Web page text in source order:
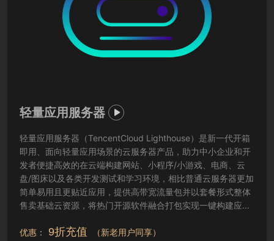
轻量应用服务器 
轻量应用服务器（TencentCloud Lighthouse）是新一代开箱
即用、面向轻量应用场景的云服务器产品，助力中小企业和开
发者便捷高效的在云端构建网站、小程序/小游戏、电商、云
盘/图床以及各类开发测试和学习环境，相比普通云服务器更加
简单易用且更贴近应用，提供高带宽流量包并以套餐形式整体
售卖基础云资源，将热门开源软件融合打包实现一键构建应
优惠：
9折充值 （新老用户同享）